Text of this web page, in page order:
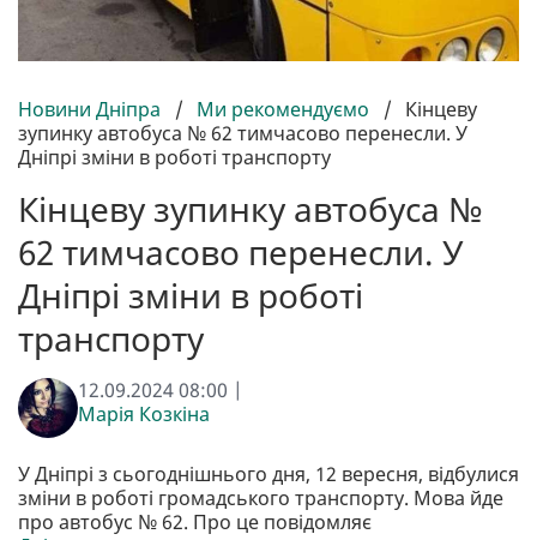
Новини Дніпра / Ми рекомендуємо / Кінцеву
зупинку автобуса № 62 тимчасово перенесли. У
Дніпрі зміни в роботі транспорту
Кінцеву зупинку автобуса №
62 тимчасово перенесли. У
Дніпрі зміни в роботі
транспорту
12.09.2024 08:00 |
Марія Козкіна
У Дніпрі з сьогоднішнього дня, 12 вересня, відбулися
зміни в роботі громадського транспорту. Мова йде
про автобус № 62. Про це повідомляє